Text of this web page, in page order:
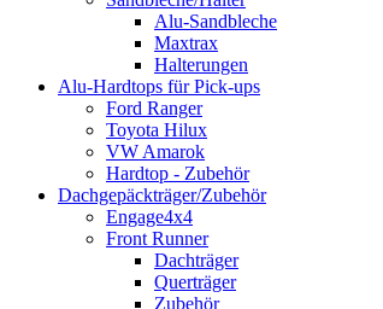
Alu-Sandbleche
Maxtrax
Halterungen
Alu-Hardtops für Pick-ups
Ford Ranger
Toyota Hilux
VW Amarok
Hardtop - Zubehör
Dachgepäckträger/Zubehör
Engage4x4
Front Runner
Dachträger
Querträger
Zubehör